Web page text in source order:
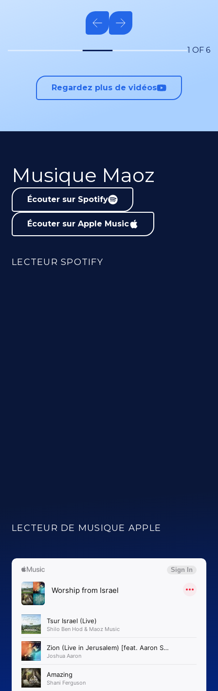
1 OF 6
Regardez plus de vidéos
Musique Maoz
Écouter sur Spotify
Écouter sur Apple Music
LECTEUR SPOTIFY
LECTEUR DE MUSIQUE APPLE